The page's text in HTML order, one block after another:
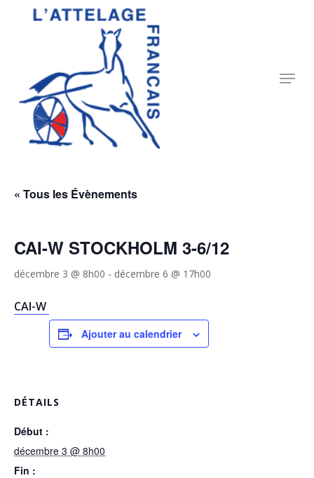
Menu
« Tous les Évènements
CAI-W STOCKHOLM 3-6/12
décembre 3 @ 8h00 - décembre 6 @ 17h00
CAI-W
Ajouter au calendrier
DÉTAILS
Début :
décembre 3 @ 8h00
Fin :